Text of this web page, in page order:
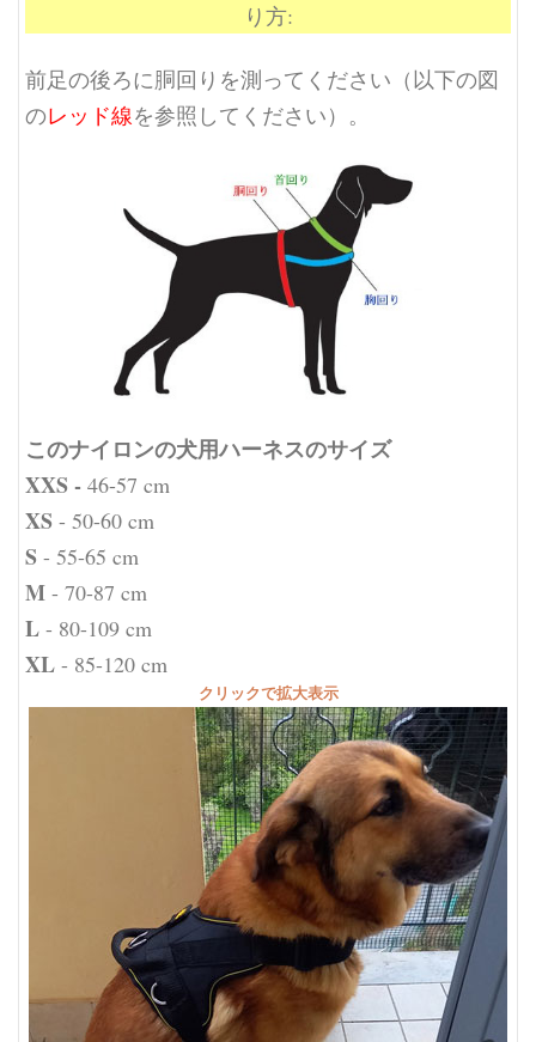
り方:
前足の後ろに胴回りを測ってください（以下の図
のレッド線を参照してください）。
このナイロンの犬用ハーネスのサイズ
XXS - 46-57 cm
XS - 50-60 cm
S - 55-65 cm
M - 70-87 cm
L - 80-109 cm
XL - 85-120 cm
クリックで拡大表示